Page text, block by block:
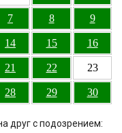
7 8 9
14 15 16
21 22 23
28 29 30
друг с подозрением: